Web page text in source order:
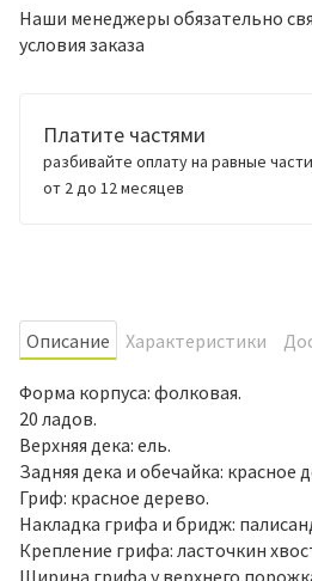
Наши менеджеры обязательно
условия заказа
Платите частями
разбивайте оплату на равные части
от 2 до 12 месяцев
Oписание Характеристики
Форма корпуса: фолковая.
20 ладов.
Верхняя дека: ель.
Задняя дека и обечайка: красное
Гриф: красное дерево.
Накладка грифа и бридж:
Крепление грифа: ласточкин
Ширина грифа у верхнего